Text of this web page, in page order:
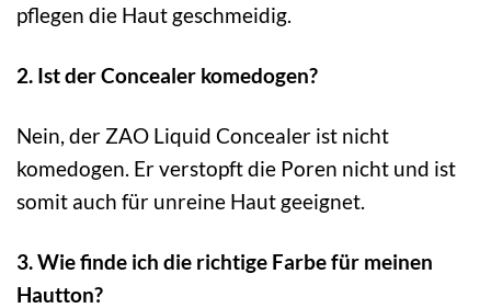
pflegen die Haut geschmeidig.
2. Ist der Concealer komedogen?
Nein, der ZAO Liquid Concealer ist nicht
komedogen. Er verstopft die Poren nicht und ist
somit auch für unreine Haut geeignet.
3. Wie finde ich die richtige Farbe für meinen
Hautton?